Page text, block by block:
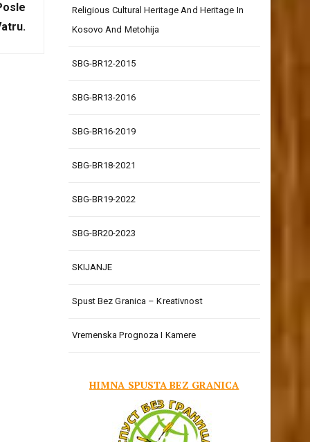
Religious Cultural Heritage And Heritage In
Kosovo And Metohija
SBG-BR12-2015
SBG-BR13-2016
SBG-BR16-2019
SBG-BR18-2021
SBG-BR19-2022
SBG-BR20-2023
SKIJANJE
Spust Bez Granica – Kreativnost
Vremenska Prognoza I Kamere
HIMNA SPUSTA BEZ GRANICA